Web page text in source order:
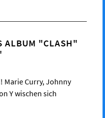
ALBUM "CLASH"
Marie Curry, Johnny
Y wischen sich